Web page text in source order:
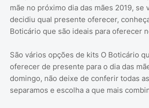
mãe no próximo dia das mães 2019, se
decidiu qual presente oferecer,
Boticário que são ideais para oferecer
São vários opções de kits O Boticário
oferecer de presente para o dia das
domingo, não deixe de conferir todas
separamos e escolha a que mais